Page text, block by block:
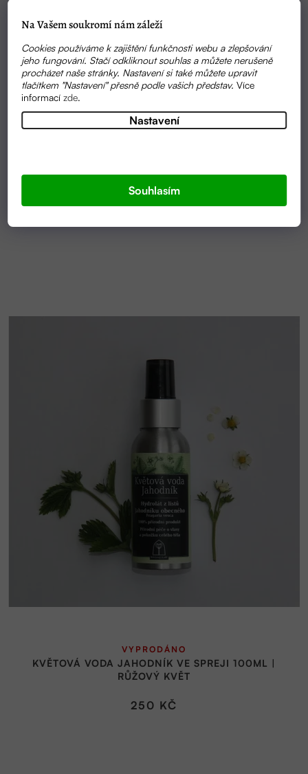
Na Vašem soukromí nám záleží
Cookies používáme k zajištění funkčnosti webu a zlepšování
jeho fungování. Stačí odkliknout souhlas a můžete nerušeně
procházet naše stránky. Nastavení si také můžete upravit
tlačítkem "Nastavení" přesně podle vašich představ.Více
informacízde.
Nastavení
Souhlasím
LEVANDULOVÝ BALZÁM NA RUCE HAND BALM
LAVENDER 40 ML | ALMARA SOAP
KVĚTOVÁ VODA JAHODNÍK VE SPREJI 100ML |
RŮŽOVÝ KVĚT
VYPRODÁNO
250 KČ